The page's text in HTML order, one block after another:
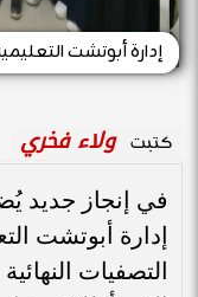
إدارة أبوتشت
كتبت ولاء فخري
في إنجاز جديد
التصفيات